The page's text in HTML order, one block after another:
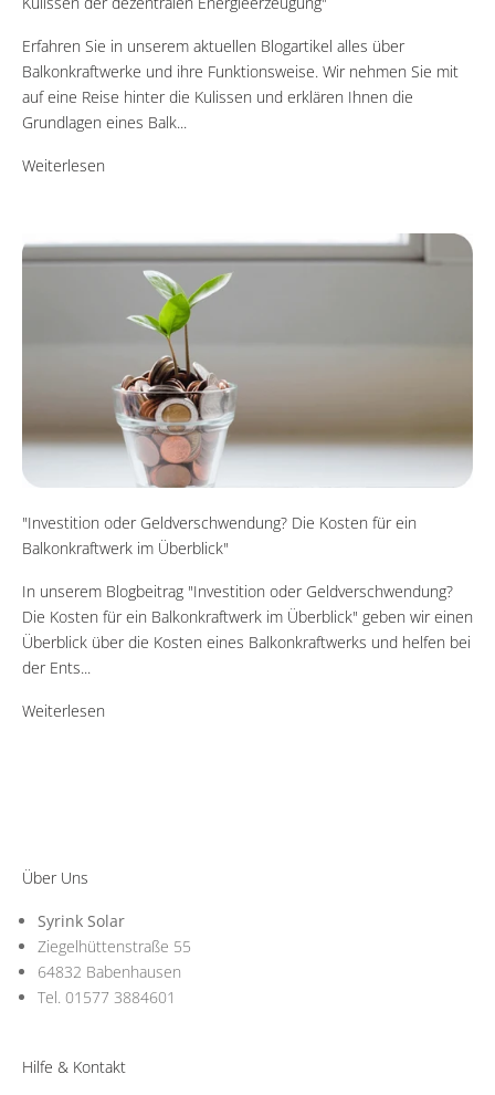
Erfahren Sie in unserem aktuellen Blogartikel alles über
Balkonkraftwerke und ihre Funktionsweise. Wir nehmen Sie mit
auf eine Reise hinter die Kulissen und erklären Ihnen die
Grundlagen eines Balk...
Weiterlesen
"Investition oder Geldverschwendung? Die Kosten für ein
Balkonkraftwerk im Überblick"
In unserem Blogbeitrag "Investition oder Geldverschwendung?
Die Kosten für ein Balkonkraftwerk im Überblick" geben wir einen
Überblick über die Kosten eines Balkonkraftwerks und helfen bei
der Ents...
Weiterlesen
Über Uns
Syrink Solar
Ziegelhüttenstraße 55
64832 Babenhausen
Tel. 01577 3884601
Hilfe & Kontakt